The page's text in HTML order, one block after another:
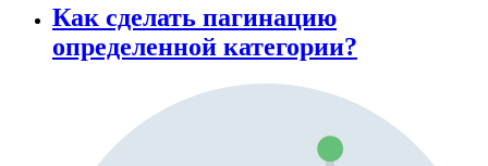
Как сделать пагинацию
определенной категории?